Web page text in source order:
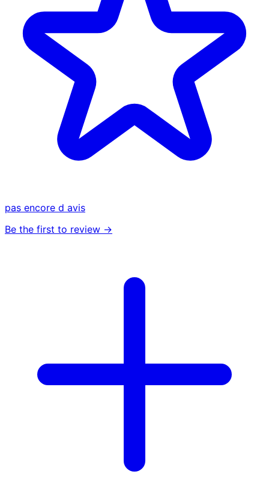
pas encore d avis
Be the first to review →